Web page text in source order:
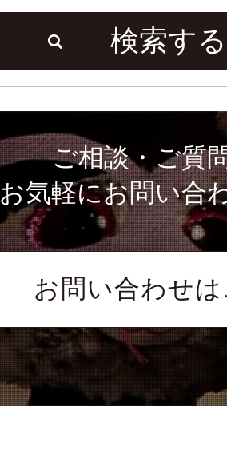
検索する
ご相談・ご質
お気軽にお問い合
お問い合わせ